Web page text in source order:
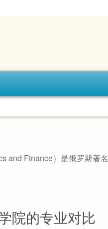
and Finance）是俄罗斯著名
院的专业对比